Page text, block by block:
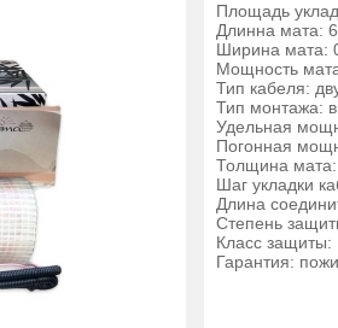
Площадь
Длинна мата:
Ширина мата:
Мощность
Тип кабеля:
Тип монтажа: в
Удельная
Погонная
Толщина
Шаг укладки
Длина
Степень
Класс защиты:
Гарантия: